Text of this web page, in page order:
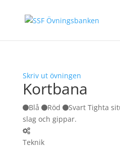
Skriv ut övningen
Kortbana
Blå Röd
Svart Tighta
slag och gippar.
Teknik